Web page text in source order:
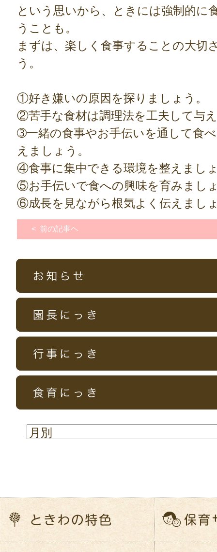
という思いから、ときには強制的に
うことも。
まずは、楽しく食事することの大切
う。
①好き嫌いの原因を探りましょう。
②苦手な食材は調理法を工夫して与
➂一緒の食事やお手伝いを通して食
えましょう。
④食事に集中できる環境を整えまし
⑤お手伝いで食への興味を育みまし
⑥成長を見ながら根気よく伝えまし
< 前の記事ヘ